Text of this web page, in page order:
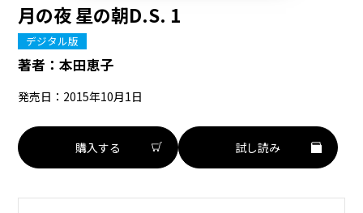
月の夜 星の朝D.S. 1
デジタル版
著者：本田恵子
発売日：2015年10月1日
購入する 試し読み